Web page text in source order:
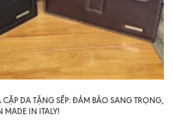
DA TẶNG SẾP: ĐẢM BẢO SANG TRỌNG,
IN ITALY!